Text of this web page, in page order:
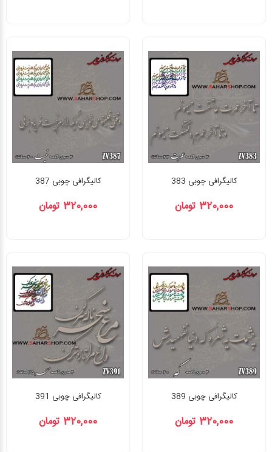
کالیگرافی چوبی 383
320,000 تومان
کالیگرافی چوبی 387
320,000 تومان
کالیگرافی چوبی 389
320,000 تومان
کالیگرافی چوبی 391
320,000 تومان